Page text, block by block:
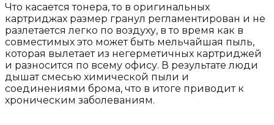
Что касается тонера, то в оригинальных
картриджах размер гранул регламентирован и не
разлетается легко по воздуху, в то время как в
совместимых это может быть мельчайшая пыль,
которая вылетает из негерметичных картриджей
и разносится по всему офису. В результате люди
дышат смесью химической пыли и
соединениями брома, что в итоге приводит к
хроническим заболеваниям.